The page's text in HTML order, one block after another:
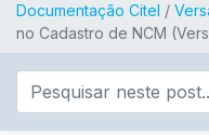
Documentação Citel /
no Cadastro de NCM